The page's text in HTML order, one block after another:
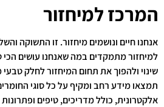
המרכז למיחזור
אנחנו חיים ונושמים מיחזור. זו התשוקה
למיחזור מתמקדים במה שאנחנו עושים הכי
שינוי ולהפוך את תחום המיחזור לחלק טבעי
תמצאו מידע רחב ומקיף על כל סוגי
אלקטרונית, כולל מדריכים, טיפים